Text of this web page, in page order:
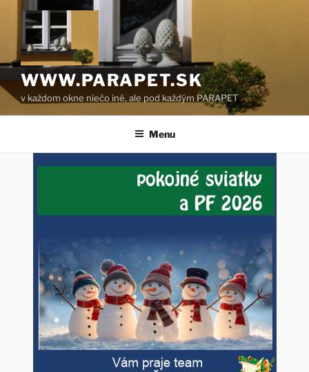
Prejsť
obsah
WWW.PARAPET.SK
v každom okne niečo iné, ale pod každým PARAPET
Menu